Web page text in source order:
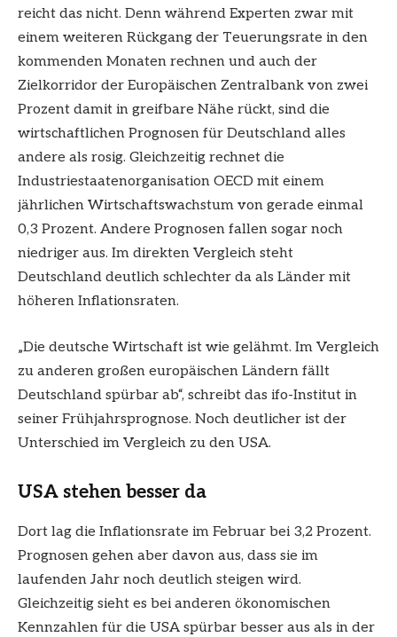
reicht das nicht. Denn während Experten zwar mit
einem weiteren Rückgang der Teuerungsrate in den
kommenden Monaten rechnen und auch der
Zielkorridor der Europäischen Zentralbank von zwei
Prozent damit in greifbare Nähe rückt, sind die
wirtschaftlichen Prognosen für Deutschland alles
andere als rosig. Gleichzeitig rechnet die
Industriestaatenorganisation OECD mit einem
jährlichen Wirtschaftswachstum von gerade einmal
0,3 Prozent. Andere Prognosen fallen sogar noch
niedriger aus. Im direkten Vergleich steht
Deutschland deutlich schlechter da als Länder mit
höheren Inflationsraten.
„Die deutsche Wirtschaft ist wie gelähmt. Im Vergleich
zu anderen großen europäischen Ländern fällt
Deutschland spürbar ab“, schreibt das ifo-Institut in
seiner Frühjahrsprognose. Noch deutlicher ist der
Unterschied im Vergleich zu den USA.
USA stehen besser da
Dort lag die Inflationsrate im Februar bei 3,2 Prozent.
Prognosen gehen aber davon aus, dass sie im
laufenden Jahr noch deutlich steigen wird.
Gleichzeitig sieht es bei anderen ökonomischen
Kennzahlen für die USA spürbar besser aus als in der